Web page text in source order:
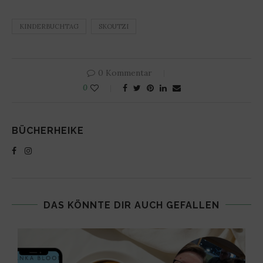
KINDERBUCHTAG SKOUTZI
0 Kommentar
0
BÜCHERHEIKE
DAS KÖNNTE DIR AUCH GEFALLEN